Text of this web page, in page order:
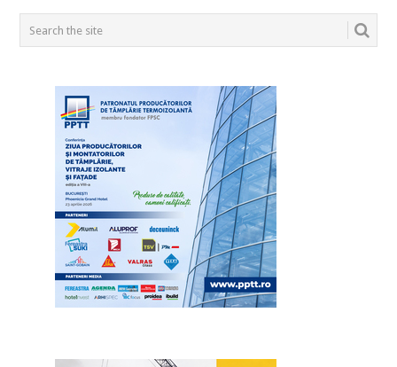
POSTS
NAVIGATION